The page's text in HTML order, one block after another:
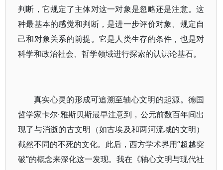
判断，它规定了主体对这一对象是忽略还是注意。这
种最基本的感觉和判断，是进一步评价对象、规定自
己和对象关系的前提。它是人类生存的条件，也是对
科学和政治社会、哲学领域进行探索的认识论基石。
真实心灵的形成可追溯至轴心文明的起源。德国
哲学家卡尔·雅斯贝斯最早注意到，公元前数百年间出
现了与消逝的古文明（如古埃及和两河流域的文明）
截然不同的不死的文化。此后，西方学术界用“超越突
破”的概念来深化这一发现。我在《轴心文明与现代社